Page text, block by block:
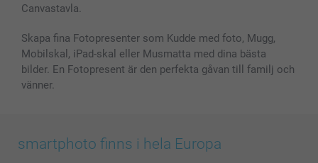
Canvastavla.
Skapa fina Fotopresenter som Kudde med foto, Mugg,
Mobilskal, iPad-skal eller Musmatta med dina bästa
bilder. En Fotopresent är den perfekta gåvan till familj och
vänner.
smartphoto finns i hela Europa